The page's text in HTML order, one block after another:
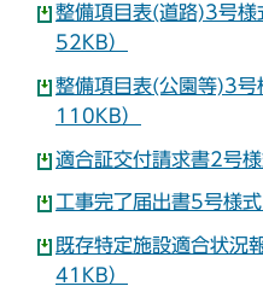
整備項目表(道路)3号
52KB）
整備項目表(公園等)3
110KB）
適合証交付請求書2号
工事完了届出書5号様
既存特定施設適合状況
41KB）